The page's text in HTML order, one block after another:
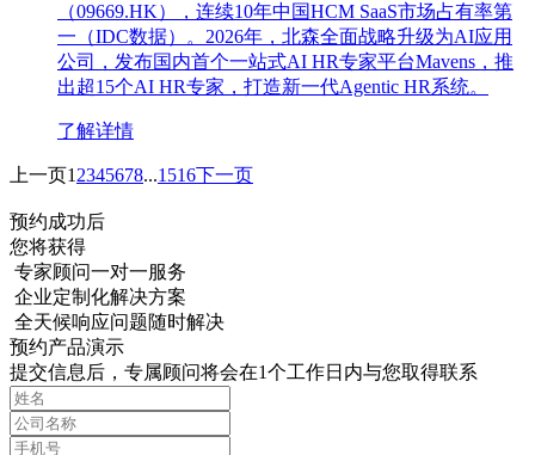
（09669.HK），连续10年中国HCM SaaS市场占有率第
一（IDC数据）。2026年，北森全面战略升级为AI应用
公司，发布国内首个一站式AI HR专家平台Mavens，推
出超15个AI HR专家，打造新一代Agentic HR系统。
了解详情
上一页1 2345678...1516下一页
预约成功后
您将获得
专家顾问一对一服务
企业定制化解决方案
全天候响应问题随时解决
预约产品演示
提交信息后，专属顾问将会在1个工作日内与您取得联系